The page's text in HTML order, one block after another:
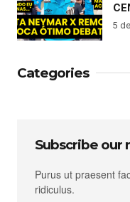
5
Categories
Subscribe our
Purus ut praesent
ridiculus.